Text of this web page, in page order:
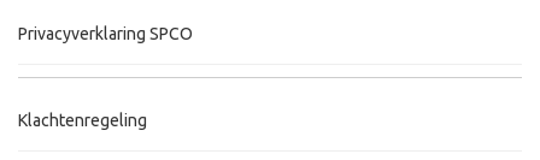
Privacyverklaring SPCO
Klachtenregeling